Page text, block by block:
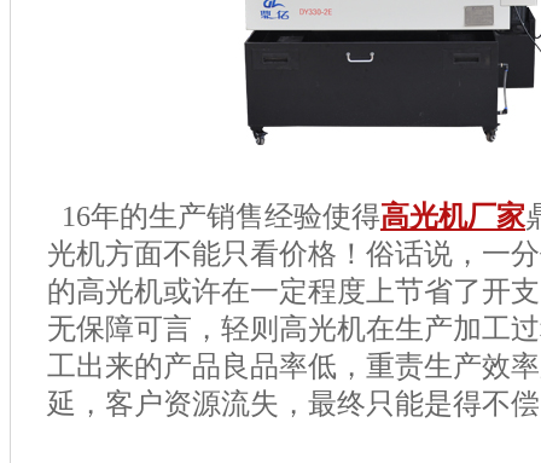
16年的生产销售经验使得高光机厂家
光机方面不能只看价格！俗话说，一
的高光机或许在一定程度上节省了开
无保障可言，轻则高光机在生产加工
工出来的产品良品率低，重责生产效
延，客户资源流失，最终只能是得不